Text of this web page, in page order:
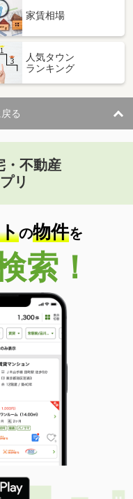
家賃相場
人気タウン
ランキング
る
・不動産
リ
の物件を
索！